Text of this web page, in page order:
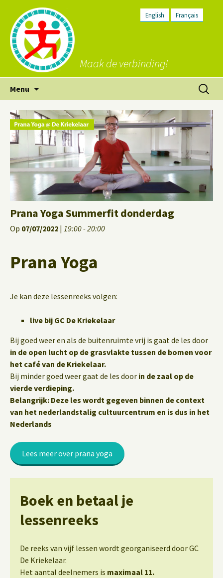
English Français
Maak de verbinding!
Menu
inhoud
Zoeken
naar:
Prana Yoga Summerfit donderdag
Op 07/07/2022 | 19:00 - 20:00
Prana Yoga
Je kan deze lessenreeks volgen:
live bij GC De Kriekelaar
Bij goed weer en als de buitenruimte vrij is gaat de les door
in de open lucht op de grasvlakte tussen de bomen voor
het café van de Kriekelaar.
Bij minder goed weer gaat de les door in de zaal op de
vierde verdieping.
Belangrijk: Deze les wordt gegeven binnen de context
van het nederlandstalig cultuurcentrum en is dus in het
Nederlands
Lees meer over prana yoga
Boek en betaal je
lessenreeks
De reeks van vijf lessen wordt georganiseerd door GC
De Kriekelaar.
Het aantal deelnemers is maximaal 11.